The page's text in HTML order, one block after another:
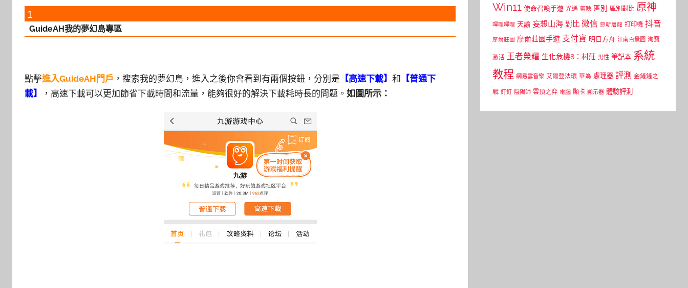
1
GuideAH我的夢幻島專區
點擊進入GuideAH門戶 ，搜索我的夢幻島，進入之後你會看到有兩個按鈕，分別是 【高速下載】 和 【普通下
載】
，高速下載可以更加節省下載時間和流量，能夠很好的解決下載耗時長的問題。 如圖所示：
Win11 使命召喚手遊 光遇 剪映 區別 區別對比 原神
嗶哩嗶哩 天諭 妄想山海 對比 微信 怒斬屠龍 打印機 抖音
摩爾莊園 摩爾莊園手遊 支付寶 明日方舟 江南百景圖 淘寶
激活 王者榮耀 生化危機8：村莊 男性 筆記本 系統
教程 網易雲音樂 艾爾登法環 華為 處理器 評測 金鏟鏟之
戰 釘釘 陰陽師 雲頂之弈 電腦 顯卡 顯示器 體驗評測